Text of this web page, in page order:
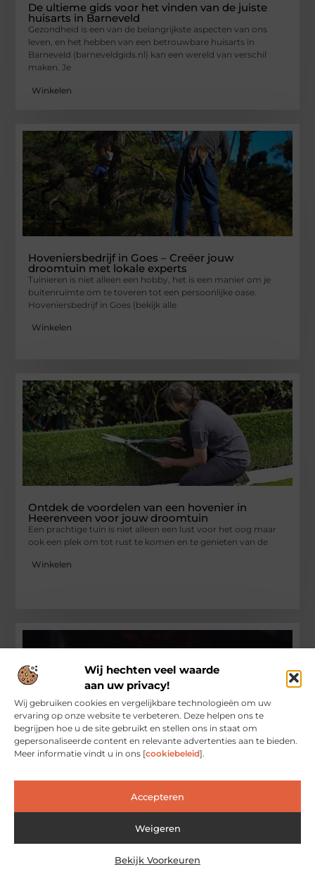
Wij hechten veel waarde
aan uw privacy!
Wij gebruiken cookies en vergelijkbare technologieën om uw
ervaring op onze website te verbeteren. Deze helpen ons te
begrijpen hoe u de site gebruikt en stellen ons in staat om
gepersonaliseerde content en relevante advertenties aan te bieden.
Meer informatie vindt u in ons [cookiebeleid].
Accepteren
Weigeren
Bekijk Voorkeuren
De ultieme gids voor het vinden van de juiste
huisarts in Barneveld
Gezondheid is een van de belangrijkste aspecten van ons
leven, en het hebben van een betrouwbare huisarts in
Barneveld (barneveldgids.nl) kan een wereld van verschil
maken. Je
Winkelen
Hoveniersbedrijf in Goes – Creëer jouw
droomtuin met lokale experts
Tuinieren is niet alleen een hobby, het is een manier om je
buitenruimte om te toveren tot een persoonlijke oase.
Hoveniersbedrijf in Goes (bekijk alle
Winkelen
Ontdek de voordelen van een hovenier in
Heerenveen voor jouw droomtuin
Een prachtige tuin is niet alleen een lust voor het oog maar
ook een plek om tot rust te komen en te genieten van de
Winkelen
Waarom kiezen voor een houtkachel in kampen
denken na over de beste manier om hun huizen warm en